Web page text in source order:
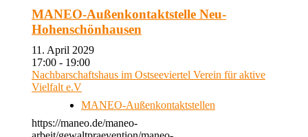
MANEO-Außenkontaktstelle Neu-
Hohenschönhausen
11. April 2029
17:00 - 19:00
Nachbarschaftshaus im Ostseeviertel Verein für aktive
Vielfalt e.V
MANEO-Außenkontaktstellen
https://maneo.de/maneo-